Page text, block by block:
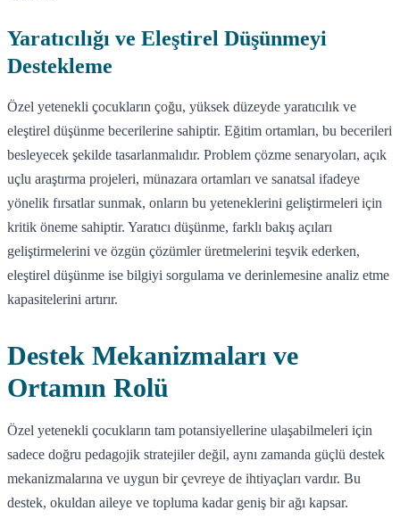
Yaratıcılığı ve Eleştirel Düşünmeyi
Destekleme
Özel yetenekli çocukların çoğu, yüksek düzeyde yaratıcılık ve
eleştirel düşünme becerilerine sahiptir. Eğitim ortamları, bu becerileri
besleyecek şekilde tasarlanmalıdır. Problem çözme senaryoları, açık
uçlu araştırma projeleri, münazara ortamları ve sanatsal ifadeye
yönelik fırsatlar sunmak, onların bu yeteneklerini geliştirmeleri için
kritik öneme sahiptir. Yaratıcı düşünme, farklı bakış açıları
geliştirmelerini ve özgün çözümler üretmelerini teşvik ederken,
eleştirel düşünme ise bilgiyi sorgulama ve derinlemesine analiz etme
kapasitelerini artırır.
Destek Mekanizmaları ve
Ortamın Rolü
Özel yetenekli çocukların tam potansiyellerine ulaşabilmeleri için
sadece doğru pedagojik stratejiler değil, aynı zamanda güçlü destek
mekanizmalarına ve uygun bir çevreye de ihtiyaçları vardır. Bu
destek, okuldan aileye ve topluma kadar geniş bir ağı kapsar.